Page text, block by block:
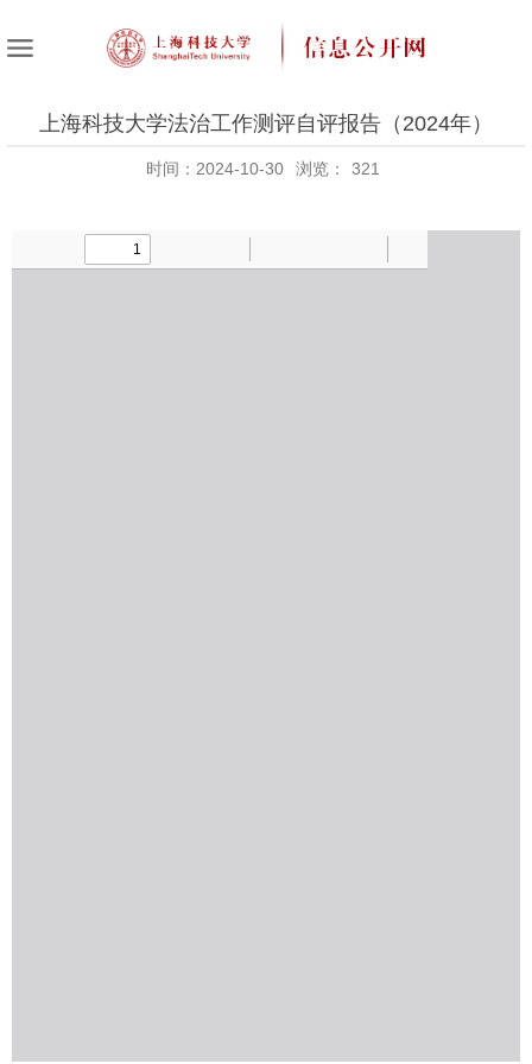
上海科技大学法治工作测评自评报告（2024年）
时间：2024-10-30 浏览： 321